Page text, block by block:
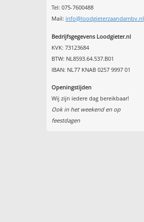
Tel: 075-7600488
Mail: info@loodgieterzaandambv.nl
Bedrijfsgegevens Loodgieter.nl
KVK: 73123684
BTW: NL8593.64.537.B01
IBAN: NL77 KNAB 0257 9997 01
Openingstijden
Wij zijn iedere dag bereikbaar!
Ook in het weekend en op
feestdagen